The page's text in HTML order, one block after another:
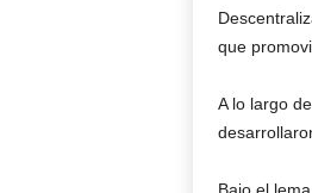
que
A lo largo